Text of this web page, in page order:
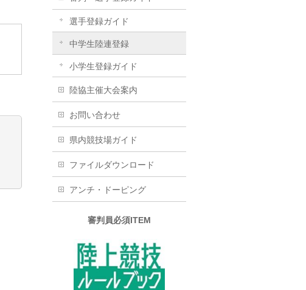
選手登録ガイド
中学生陸連登録
小学生登録ガイド
陸協主催大会案内
お問い合わせ
県内競技場ガイド
ファイルダウンロード
アンチ・ドーピング
審判員必須ITEM